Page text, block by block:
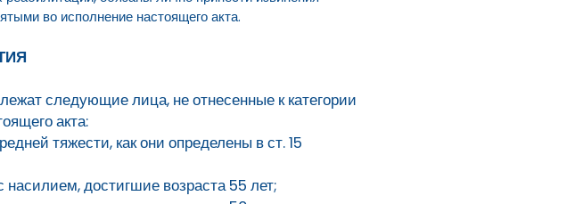
во исполнение настоящего акта.
следующие лица, не отнесенные к категории
акта:
тяжести, как они определены в ст. 15
достигшие возраста 55 лет;